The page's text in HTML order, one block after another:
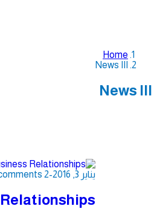
Home
News III
News III
يناير 3, 2016 -
2 comments